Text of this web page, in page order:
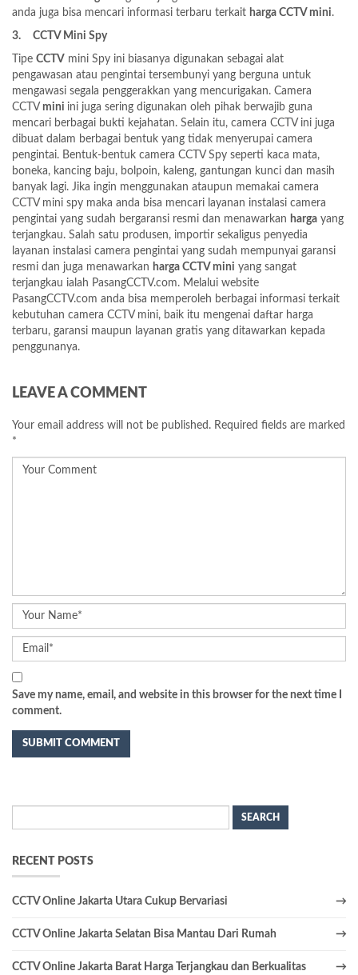
anda juga bisa mencari informasi terbaru terkait harga CCTV mini.
3. CCTV Mini Spy
Tipe CCTV mini Spy ini biasanya digunakan sebagai alat
pengawasan atau pengintai tersembunyi yang berguna untuk
mengawasi segala penggerakkan yang mencurigakan. Camera
CCTV mini ini juga sering digunakan oleh pihak berwajib guna
mencari berbagai bukti kejahatan. Selain itu, camera CCTV ini juga
dibuat dalam berbagai bentuk yang tidak menyerupai camera
pengintai. Bentuk-bentuk camera CCTV Spy seperti kaca mata,
boneka, kancing baju, bolpoin, kaleng, gantungan kunci dan masih
banyak lagi. Jika ingin menggunakan ataupun memakai camera
CCTV mini spy maka anda bisa mencari layanan instalasi camera
pengintai yang sudah bergaransi resmi dan menawarkan harga yang
terjangkau. Salah satu produsen, importir sekaligus penyedia
layanan instalasi camera pengintai yang sudah mempunyai garansi
resmi dan juga menawarkan harga CCTV mini yang sangat
terjangkau ialah PasangCCTV.com. Melalui website
PasangCCTV.com anda bisa memperoleh berbagai informasi terkait
kebutuhan camera CCTV mini, baik itu mengenai daftar harga
terbaru, garansi maupun layanan gratis yang ditawarkan kepada
penggunanya.
LEAVE A COMMENT
Your email address will not be published. Required fields are marked
*
Save my name, email, and website in this browser for the next time I
comment.
for:
RECENT POSTS
CCTV Online Jakarta Utara Cukup Bervariasi
CCTV Online Jakarta Selatan Bisa Mantau Dari Rumah
CCTV Online Jakarta Barat Harga Terjangkau dan Berkualitas